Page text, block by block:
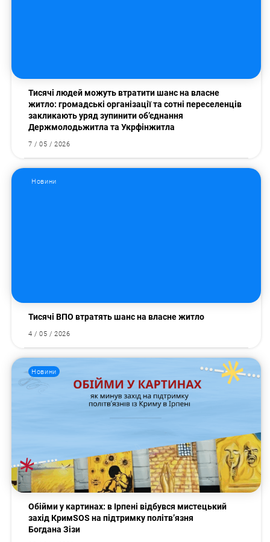
Тисячі людей можуть втратити шанс на власне
житло: громадські організації та сотні переселенців
закликають уряд зупинити об’єднання
Держмолодьжитла та Укрфінжитла
7 / 05 / 2026
Новини
Тисячі ВПО втратять шанс на власне житло
4 / 05 / 2026
Новини
Обійми у картинах: в Ірпені відбувся мистецький
захід КримSOS на підтримку політв’язня
Богдана Зізи